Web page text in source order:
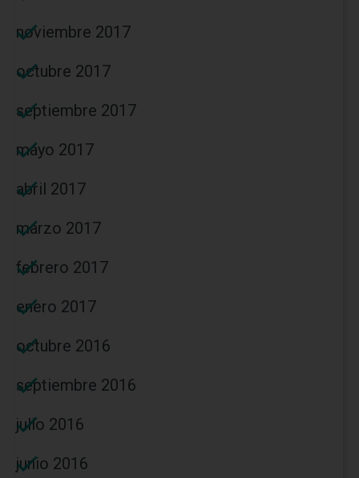
noviembre 2017
octubre 2017
septiembre 2017
mayo 2017
abril 2017
marzo 2017
febrero 2017
enero 2017
octubre 2016
septiembre 2016
julio 2016
junio 2016